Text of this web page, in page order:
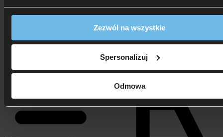
Zezwól na wszystkie
Spersonalizuj
Odmowa
Zadzwoń i dowiedz się, jak dostać rabat!